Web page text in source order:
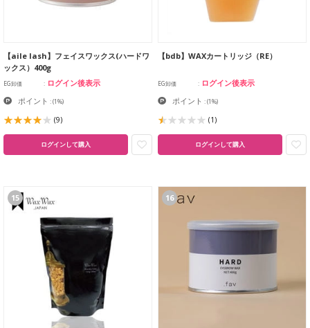
【aile lash】フェイスワックス(ハードワ
ックス）400g
EG卸価 ログイン後表示
ポイント :(1%)
(9)
ログインして購入
【bdb】WAXカートリッジ（RE）
EG卸価 ログイン後表示
ポイント :(1%)
(1)
ログインして購入
15 16